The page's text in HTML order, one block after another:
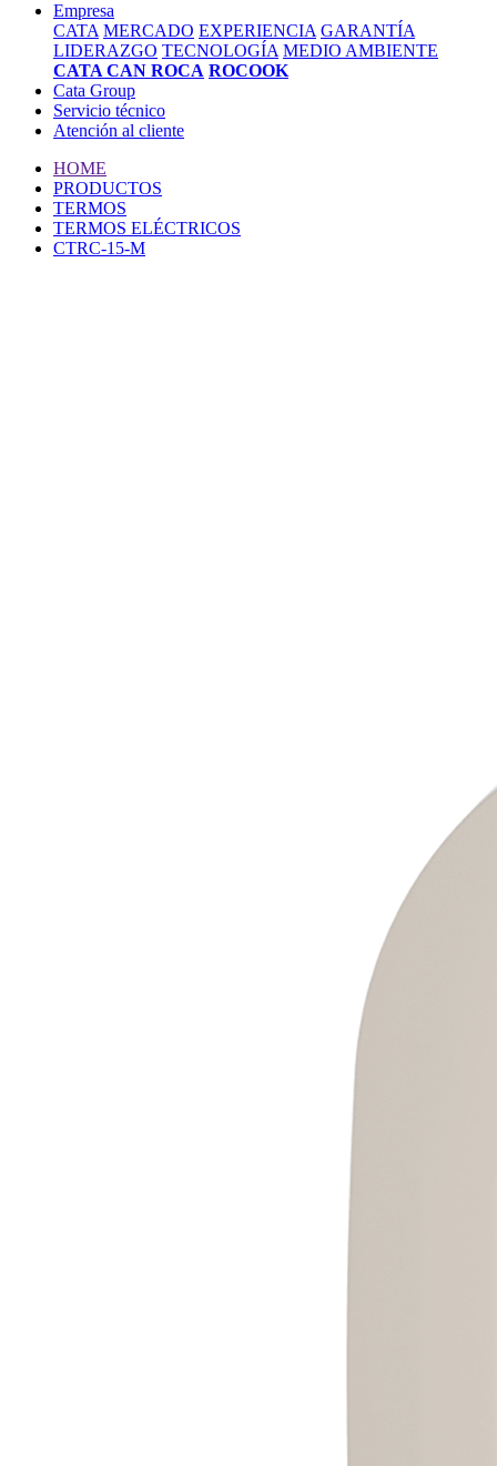
Empresa
CATA MERCADO EXPERIENCIA GARANTÍA
LIDERAZGO TECNOLOGÍA MEDIO AMBIENTE
CATA CAN ROCA ROCOOK
Cata Group
Servicio técnico
Atención al cliente
HOME
PRODUCTOS
TERMOS
TERMOS ELÉCTRICOS
CTRC-15-M